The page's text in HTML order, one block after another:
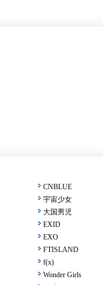
CNBLUE
宇宙少女
大国男児
EXID
EXO
FTISLAND
f(x)
Wonder Girls